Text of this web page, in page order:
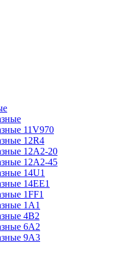
11V970
12R4
12А2-20
12А2-45
14U1
14ЕЕ1
1FF1
1А1
4В2
6A2
9А3